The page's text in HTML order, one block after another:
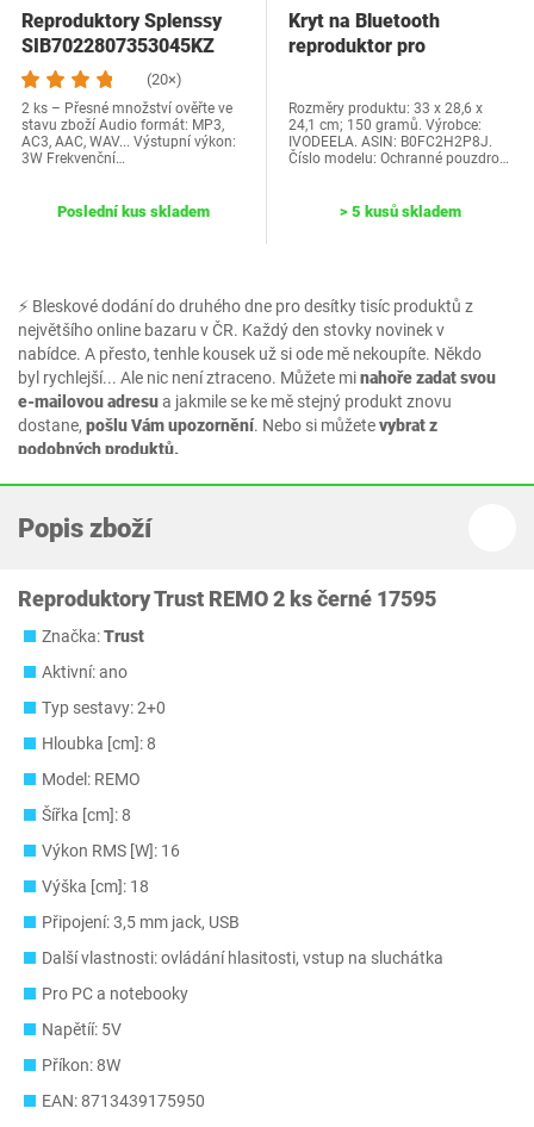
⚡ Bleskové dodání do druhého dne pro desítky tisíc produktů z
největšího online bazaru v ČR. Každý den stovky novinek v
nabídce. A přesto, tenhle kousek už si ode mě nekoupíte. Někdo
byl rychlejší... Ale nic není ztraceno. Můžete minahoře zadat svou
e-mailovou adresua jakmile se ke mě stejný produkt znovu
dostane, pošlu Vám upozornění. Nebo si můžetevybrat z
podobných produktů.
Reproduktory Splenssy
SIB7022807353045KZ
(20×)
2 ks – Přesné množství ověřte ve
stavu zboží Audio formát: MP3,
AC3, AAC, WAV... Výstupní výkon:
3W Frekvenční…
Poslední kus skladem
Kryt na Bluetooth
reproduktor pro
Rozměry produktu: 33 x 28,6 x
24,1 cm; 150 gramů. Výrobce:
IVODEELA. ASIN: B0FC2H2P8J.
Číslo modelu: Ochranné pouzdro…
> 5 kusů skladem
Popis zboží
Reproduktory Trust REMO 2 ks černé 17595
Značka:Trust
Aktivní: ano
Typ sestavy: 2+0
Hloubka [cm]: 8
Model: REMO
Šířka [cm]: 8
Výkon RMS [W]: 16
Výška [cm]: 18
Připojení: 3,5 mm jack, USB
Další vlastnosti: ovládání hlasitosti, vstup na sluchátka
Pro PC a notebooky
Napětíí: 5V
Příkon: 8W
EAN: 8713439175950